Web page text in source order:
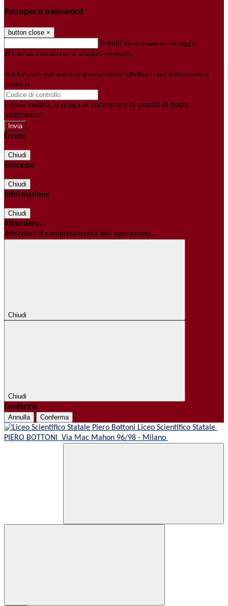
Recupero password
button close ×
E-mail Verrà inviato un messaggio
all'indirizzo indicato con le istruzioni necessarie.
Non hai una e-mail associata al nome utente? Effettua il reset della password
tramite la
E-mail inviata, si prega di controllare la casella di posta
elettronica!
Errore
Chiudi
Successo
Chiudi
Informazione
Chiudi
Attendere...
Attendere il completamento dell'operazione...
Chiudi
Chiudi
Conferma
Annulla Conferma
Liceo Scientifico Statale
PIERO BOTTONI Via Mac Mahon 96/98 - Milano